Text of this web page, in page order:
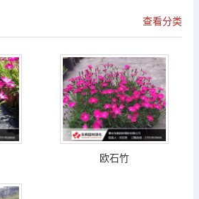
查看分类
欧石竹